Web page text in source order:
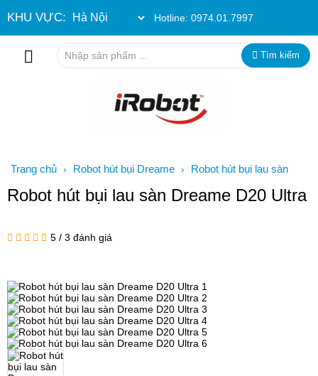
KHU VỰC: Hotline: 0974.01.7997
Tìm kiếm
Trang chủ › Robot hút bụi Dreame ›
Robot hút bụi lau sàn
Robot hút bụi lau sàn Dreame D20 Ultra
5 / 3 đánh giá